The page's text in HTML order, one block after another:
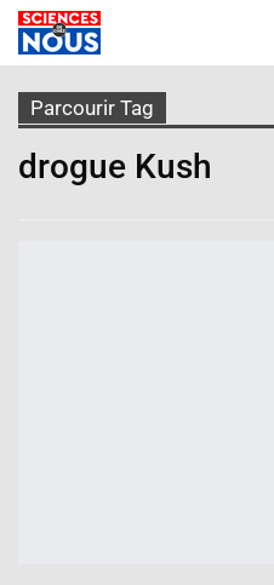
Parcourir Tag
drogue Kush